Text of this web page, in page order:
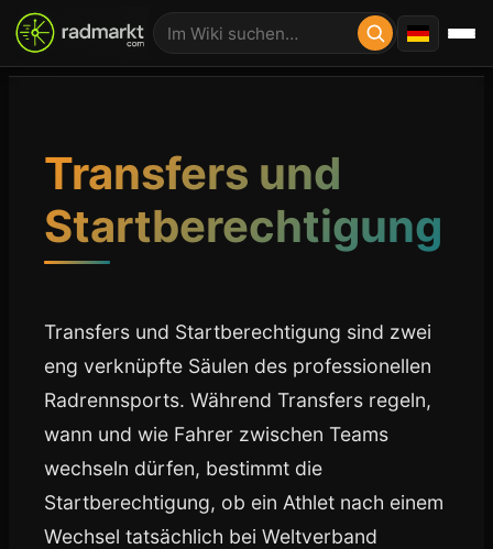
Transfers und
Startberechtigung
Transfers und Startberechtigung sind zwei
eng verknüpfte Säulen des professionellen
Radrennsports. Während Transfers regeln,
wann und wie Fahrer zwischen Teams
wechseln dürfen, bestimmt die
Startberechtigung, ob ein Athlet nach einem
Wechsel tatsächlich bei Weltverband